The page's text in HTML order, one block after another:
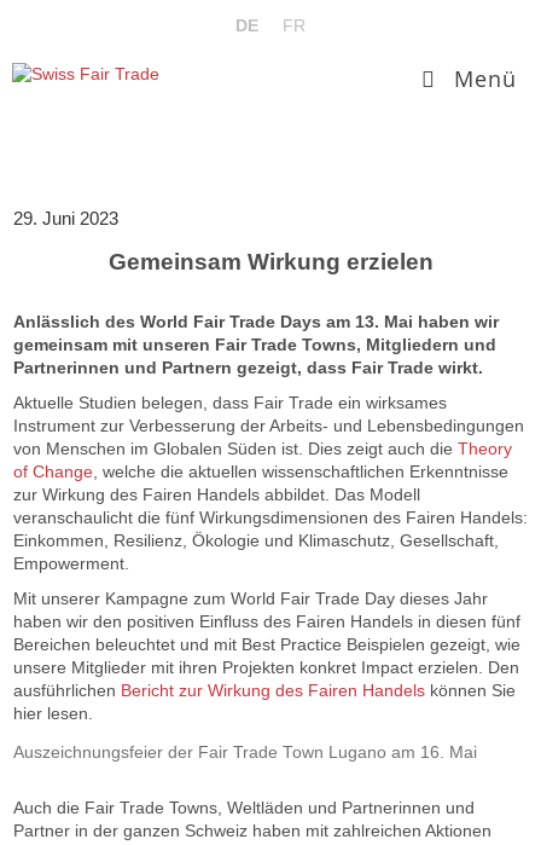
springen
DE FR
Menü
29. Juni 2023
Gemeinsam Wirkung erzielen
Anlässlich des World Fair Trade Days am 13. Mai haben wir
gemeinsam mit unseren Fair Trade Towns, Mitgliedern und
Partnerinnen und Partnern gezeigt, dass Fair Trade wirkt.
Aktuelle Studien belegen, dass Fair Trade ein wirksames
Instrument zur Verbesserung der Arbeits- und Lebensbedingungen
von Menschen im Globalen Süden ist. Dies zeigt auch die Theory
of Change, welche die aktuellen wissenschaftlichen Erkenntnisse
zur Wirkung des Fairen Handels abbildet. Das Modell
veranschaulicht die fünf Wirkungsdimensionen des Fairen Handels:
Einkommen, Resilienz, Ökologie und Klimaschutz, Gesellschaft,
Empowerment.
Mit unserer Kampagne zum World Fair Trade Day dieses Jahr
haben wir den positiven Einfluss des Fairen Handels in diesen fünf
Bereichen beleuchtet und mit Best Practice Beispielen gezeigt, wie
unsere Mitglieder mit ihren Projekten konkret Impact erzielen. Den
ausführlichen Bericht zur Wirkung des Fairen Handelskönnen Sie
hier lesen.
Auszeichnungsfeier der Fair Trade Town Lugano am 16. Mai
Auch die Fair Trade Towns, Weltläden und Partnerinnen und
Partner in der ganzen Schweiz haben mit zahlreichen Aktionen